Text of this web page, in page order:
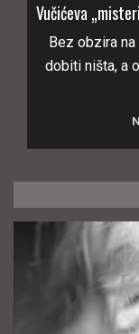
Vučićeva
Bez obzira
dobiti ništa, a